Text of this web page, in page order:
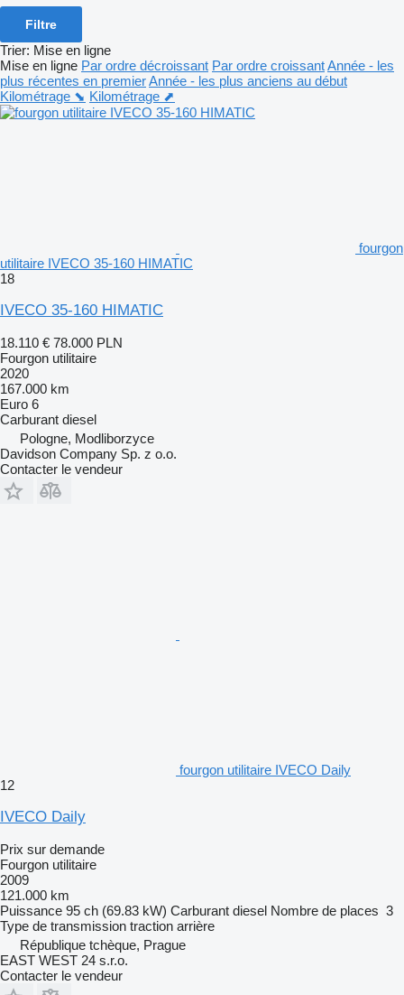
Filtre
Trier: Mise en ligne
Mise en ligne Par ordre décroissant Par ordre croissantAnnée - les
plus récentes en premierAnnée - les plus anciens au début
Kilométrage ⬊ Kilométrage ⬈
fourgon
utilitaire IVECO 35-160 HIMATIC
18
IVECO 35-160 HIMATIC
18.110 € 78.000 PLN
Fourgon utilitaire
2020
167.000 km
Euro 6
Carburant diesel
Pologne, Modliborzyce
Davidson Company Sp. z o.o.
Contacter le vendeur
fourgon utilitaire IVECO Daily
12
IVECO Daily
Prix sur demande
Fourgon utilitaire
2009
121.000 km
Puissance 95 ch (69.83 kW) Carburant diesel Nombre de places 3
Type de transmission traction arrière
République tchèque, Prague
EAST WEST 24 s.r.o.
Contacter le vendeur